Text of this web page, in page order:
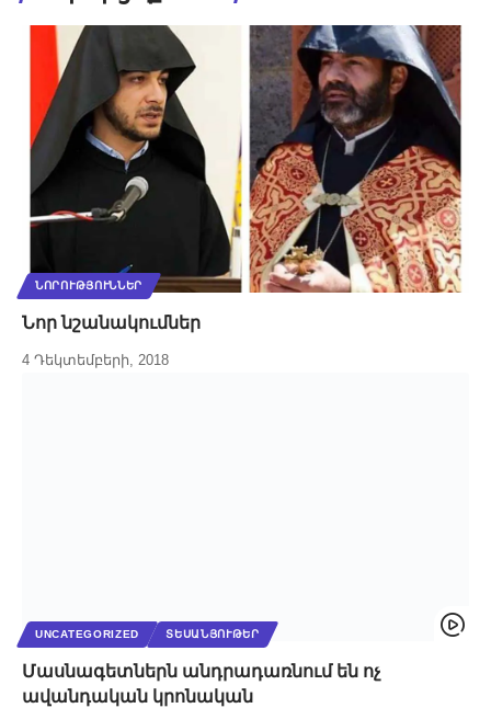
ՆՈՐՈՒԹՅՈՒՆՆԵՐ
Նոր նշանակումներ
4 Դեկտեմբերի, 2018
UNCATEGORIZED ՏԵՍԱՆՅՈՒԹԵՐ
Մասնագետներն անդրադառնում են ոչ
ավանդական կրոնական